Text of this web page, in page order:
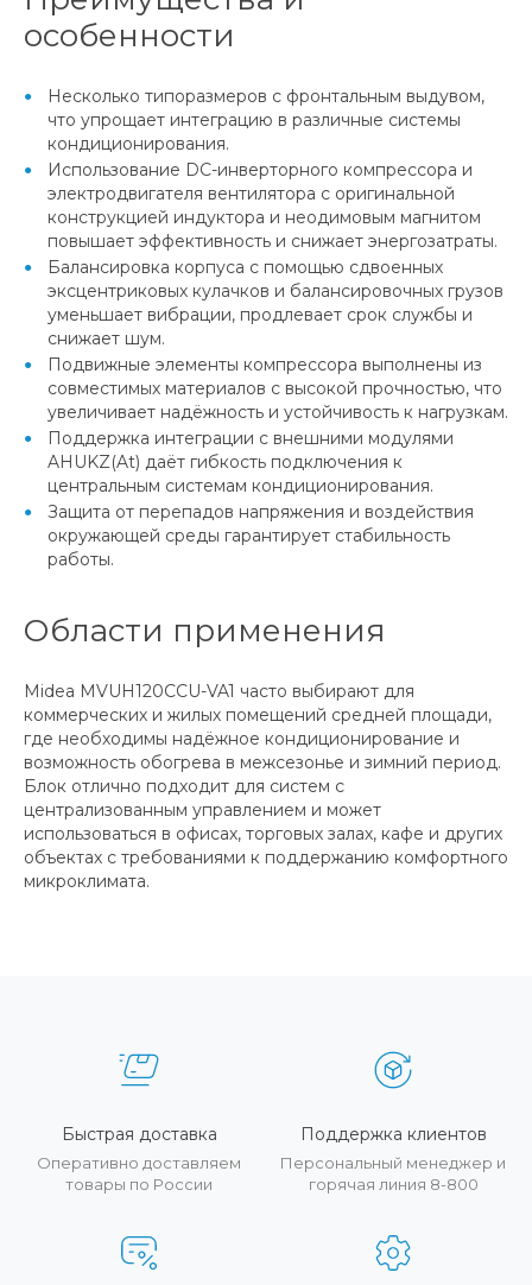
особенности
Несколько типоразмеров с фронтальным выдувом,
что упрощает интеграцию в различные системы
кондиционирования.
Использование DC-инверторного компрессора и
электродвигателя вентилятора с оригинальной
конструкцией индуктора и неодимовым магнитом
повышает эффективность и снижает энергозатраты.
Балансировка корпуса с помощью сдвоенных
эксцентриковых кулачков и балансировочных грузов
уменьшает вибрации, продлевает срок службы и
снижает шум.
Подвижные элементы компрессора выполнены из
совместимых материалов с высокой прочностью, что
увеличивает надёжность и устойчивость к нагрузкам.
Поддержка интеграции с внешними модулями
AHUKZ(At) даёт гибкость подключения к
центральным системам кондиционирования.
Защита от перепадов напряжения и воздействия
окружающей среды гарантирует стабильность
работы.
Области применения
Midea MVUH120CCU-VA1 часто выбирают для
коммерческих и жилых помещений средней площади,
где необходимы надёжное кондиционирование и
возможность обогрева в межсезонье и зимний период.
Блок отлично подходит для систем с
централизованным управлением и может
использоваться в офисах, торговых залах, кафе и других
объектах с требованиями к поддержанию комфортного
микроклимата.
Быстрая доставка
Оперативно доставляем
товары по России
Поддержка клиентов
Персональный менеджер и
горячая линия 8-800